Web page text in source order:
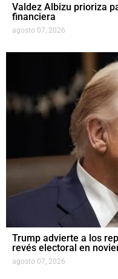
Valdez Albizu prioriza
financiera
agosto 07, 2026
Trump advierte a los
revés electoral en
agosto 07, 2026